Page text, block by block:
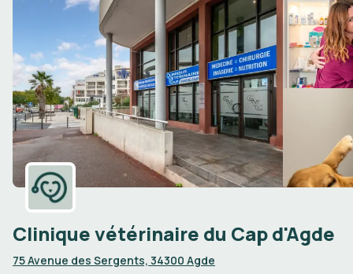
Clinique vétérinaire du Cap d'Agde
75 Avenue des Sergents, 34300 Agde